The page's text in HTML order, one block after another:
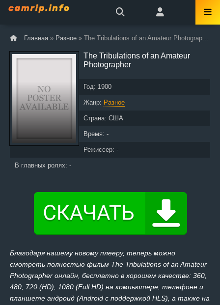
Главная » Разное » The Tribulations of an Amateur Photographer
The Tribulations of an Amateur
Photographer
Год: 1900
Жанр: Разное
Страна: США
Время: -
Режиссер: -
В главных ролях: -
Благодаря нашему новому плееру, теперь можно
смотреть полностью фильм The Tribulations of an Amateur
Photographer онлайн, бесплатно в хорошем качестве: 360,
480, 720 (HD), 1080 (Full HD) на компьютере, телефоне и
планшете андроид (Android с поддержкой HLS), а также на